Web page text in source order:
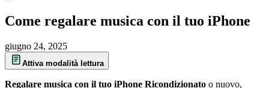
Come regalare musica con il tuo iPhone
giugno 24, 2025
Attiva modalità lettura
Regalare musica con il tuo iPhone Ricondizionato o nuovo,